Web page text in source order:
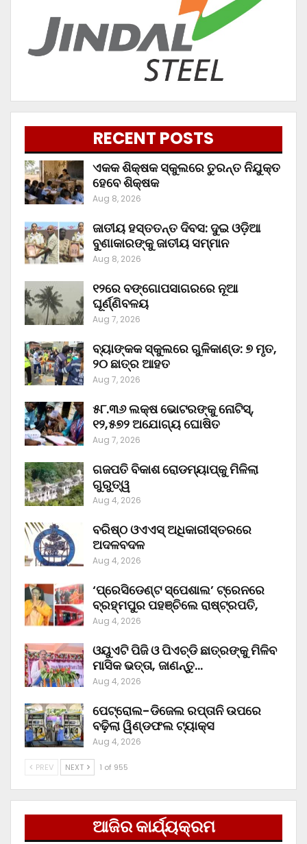
RECENT POSTS
ଏକକ ଶିକ୍ଷକ ସ୍କୁଲରେ ତୁରନ୍ତ ନିଯୁକ୍ତ
ହେବେ ଶିକ୍ଷକ
Aug 8, 2026
ଜାତୀୟ ହସ୍ତତନ୍ତ ଦିବସ: ଦୁଇ ଓଡ଼ିଆ
ବୁଣାକାରଙ୍କୁ ଜାତୀୟ ସମ୍ମାନ
Aug 8, 2026
୧୨ରେ ବଙ୍ଗୋପସାଗରରେ ନୂଆ
ଘୂର୍ଣ୍ଣିବଳୟ
Aug 7, 2026
ବ୍ୟାଙ୍କକ ସ୍କୁଲରେ ଗୁଳିକାଣ୍ଡ: ୭ ମୃତ,
୨୦ ଛାତ୍ର ଆହତ
Aug 7, 2026
୫୮.୩୬ ଲକ୍ଷ ଭୋଟରଙ୍କୁ ନୋଟିସ୍‌,
୧୨,୫୭୨ ଅଯୋଗ୍ୟ ଘୋଷିତ
Aug 7, 2026
ଗଜପତି ବିକାଶ ରୋଡମ୍ୟାପ୍‌କୁ ମିଳିଲା
ଗୁରୁତ୍ୱ
Aug 4, 2026
ବରିଷ୍ଠ ଓଏଏସ୍‌ ଅଧିକାରୀସ୍ତରରେ
ଅଦଳବଦଳ
Aug 4, 2026
‘ପ୍ରେସିଡେଣ୍ଟ ସ୍ପେଶାଲ’ ଟ୍ରେନରେ
ବ୍ରହ୍ମପୁର ପହଞ୍ଚିଲେ ରାଷ୍ଟ୍ରପତି,
Aug 4, 2026
ଓୟୁଏଟି ପିଜି ଓ ପିଏଚ୍‌ଡି ଛାତ୍ରଙ୍କୁ ମିଳିବ
ମାସିକ ଭତ୍ତା, ଜାଣନ୍ତୁ…
Aug 4, 2026
ପେଟ୍ରୋଲ-ଡିଜେଲ ରପ୍ତାନି ଉପରେ
ବଢ଼ିଲା ୱିଣ୍ଡଫଲ ଟ୍ୟାକ୍ସ
Aug 4, 2026
PREV NEXT 1 of 955
ଆଜିର କାର୍ଯ୍ୟକ୍ରମ